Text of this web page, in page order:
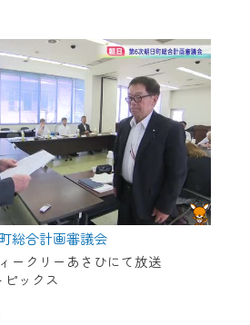
総合計画審議会
ークリーあさひにて放送
ックス